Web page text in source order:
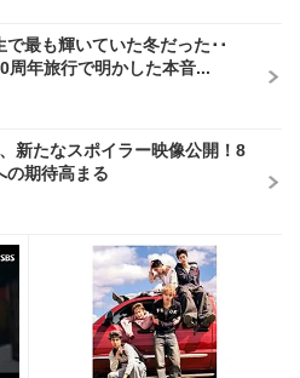
で最も輝いていた冬だった･･
周年旅行で明かした本音...
新たなスポイラー映像公開！8
の期待高まる